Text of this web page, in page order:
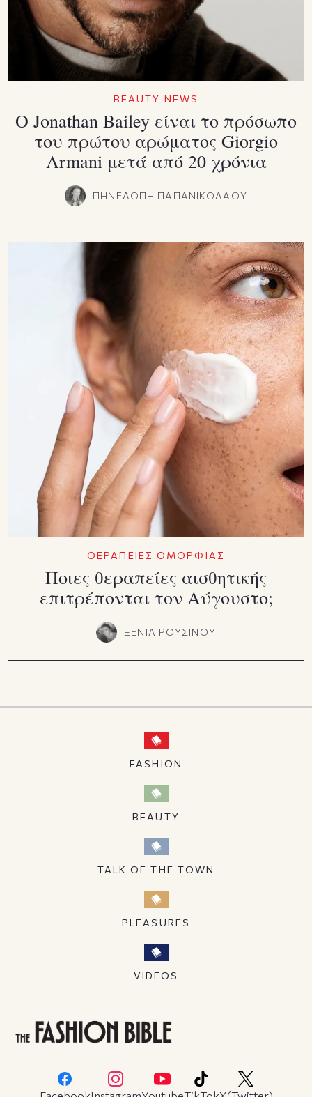
BEAUTY NEWS
Ο Jonathan Bailey είναι το πρόσωπο
του πρώτου αρώματος Giorgio
Armani μετά από 20 χρόνια
ΠΗΝΕΛΟΠΗ ΠΑΠΑΝΙΚΟΛΑΟΥ
ΘΕΡΑΠΕΙΕΣ ΟΜΟΡΦΙΑΣ
Ποιες θεραπείες αισθητικής
επιτρέπονται τον Αύγουστο;
ΞΕΝΙΑ ΡΟΥΣΙΝΟΥ
FASHION
BEAUTY
TALK OF THE TOWN
PLEASURES
VIDEOS